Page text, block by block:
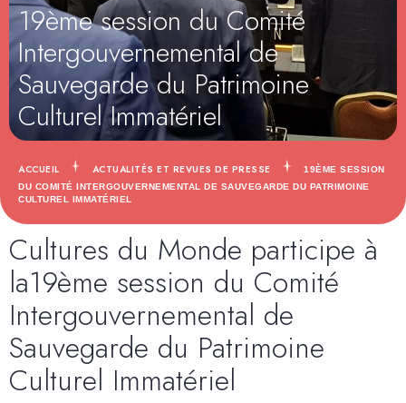
19ème session du Comité
Intergouvernemental de
Sauvegarde du Patrimoine
Culturel Immatériel
ACCUEIL ACTUALITÉS ET REVUES DE PRESSE
19ÈME SESSION
DU COMITÉ INTERGOUVERNEMENTAL DE SAUVEGARDE DU PATRIMOINE
CULTUREL IMMATÉRIEL
Cultures du Monde participe à
la19ème session du Comité
Intergouvernemental de
Sauvegarde du Patrimoine
Culturel Immatériel